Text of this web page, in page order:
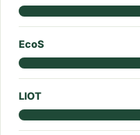
EcoS
LIOT